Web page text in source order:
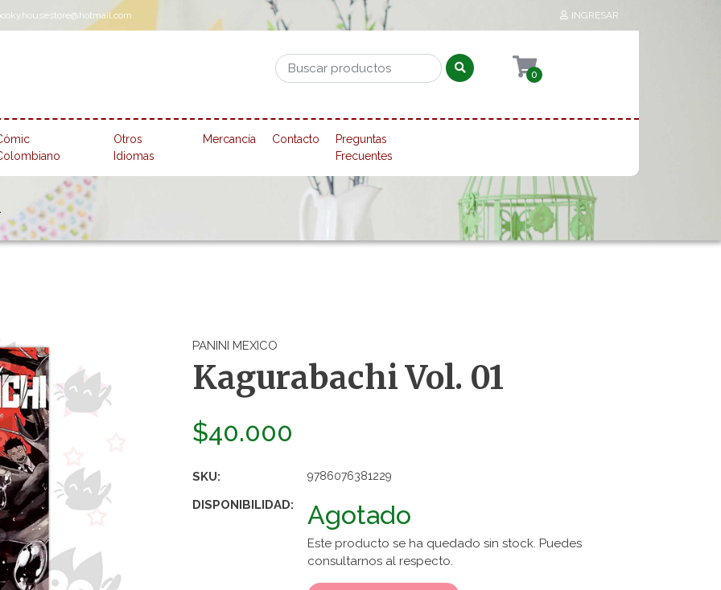
INGRESAR
0
Otros
Idiomas
Mercancía Contacto
Preguntas
Frecuentes
PANINI MEXICO
Kagurabachi Vol. 01
$40.000
SKU: 9786076381229
DISPONIBILIDAD: Agotado
Este producto se ha quedado sin stock. Puedes
consultarnos al respecto.